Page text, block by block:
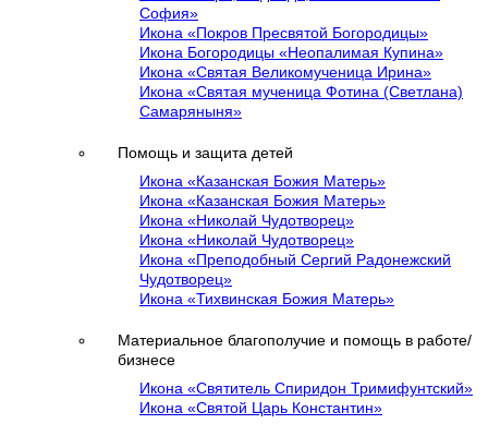
София»
Икона «Покров Пресвятой Богородицы»
Икона Богородицы «Неопалимая Купина»
Икона «Святая Великомученица Ирина»
Икона «Святая мученица Фотина (Светлана)
Самаряныня»
Помощь и защита детей
Икона «Казанская Божия Матерь»
Икона «Казанская Божия Матерь»
Икона «Николай Чудотворец»
Икона «Николай Чудотворец»
Икона «Преподобный Сергий Радонежский
Чудотворец»
Икона «Тихвинская Божия Матерь»
Материальное благополучие и помощь в работе/
бизнесе
Икона «Святитель Спиридон Тримифунтский»
Икона «Святой Царь Константин»